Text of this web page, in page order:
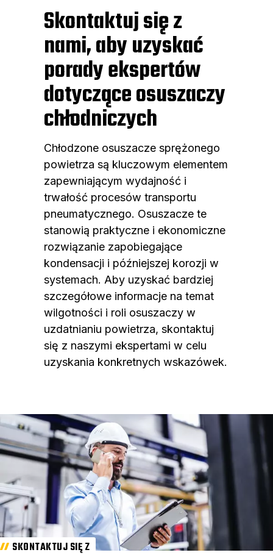
Skontaktuj się z
nami, aby uzyskać
porady ekspertów
dotyczące osuszaczy
chłodniczych
Chłodzone osuszacze sprężonego
powietrza są kluczowym elementem
zapewniającym wydajność i
trwałość procesów transportu
pneumatycznego. Osuszacze te
stanowią praktyczne i ekonomiczne
rozwiązanie zapobiegające
kondensacji i późniejszej korozji w
systemach. Aby uzyskać bardziej
szczegółowe informacje na temat
wilgotności i roli osuszaczy w
uzdatnianiu powietrza, skontaktuj
się z naszymi ekspertami w celu
uzyskania konkretnych wskazówek.
SKONTAKTUJ SIĘ Z